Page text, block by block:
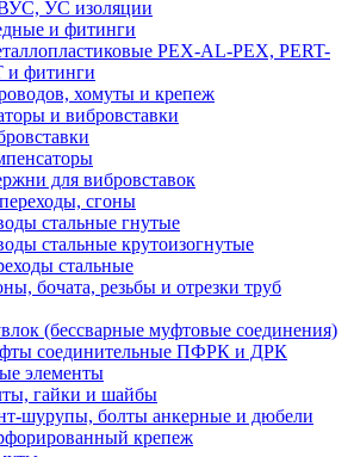
УС изоляции
и фитинги
PEX-AL-PEX, PERT-
и фитинги
хомуты и крепеж
и вибровставки
для вибровставок
сгоны
стальные гнутые
стальные крутоизогнутые
стальные
бочата, резьбы и отрезки труб
(бессварные муфтовые соединения)
соединительные ПФРК и ДРК
элементы
гайки и шайбы
шурупы, болты анкерные и дюбели
крепеж